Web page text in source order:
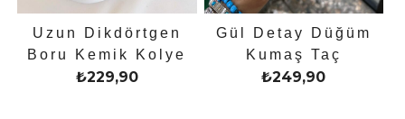
Uzun Dikdörtgen
Boru Kemik Kolye
₺229,90
Gül Detay Düğüm
Kumaş Taç
₺249,90